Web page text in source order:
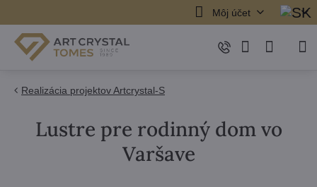
Môj účet
Realizácia projektov Artcrystal-S
Lustre pre rodinný dom vo
Varšave